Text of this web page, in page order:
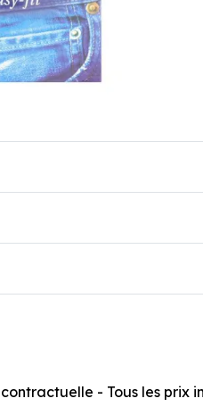
contractuelle - Tous les prix